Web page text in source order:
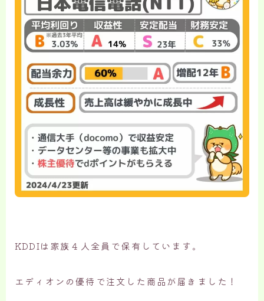
KDDIは家族４人全員で保有しています。
エディオンの優待で注文した商品が届きました！